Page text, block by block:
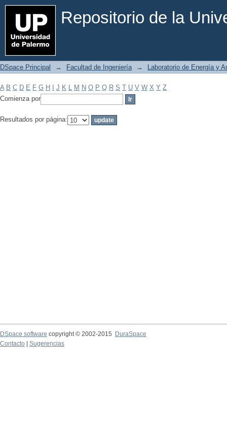
Repositorio de la
Filtrar por: Materia
DSpace Principal → Facultad de Ingeniería → Laboratorio de Energía y
A B C D E F G H J K L M N O P Q R S T U V W X Y Z
Comienza por
Resultados por página:
DSpace software copyright © 2002-2015
DuraSpace
Contacto
Sugerencias